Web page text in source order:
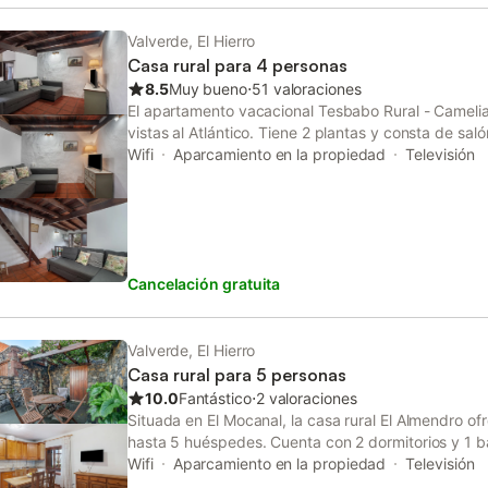
celebrar eventos. Hay cámaras de seguridad y/o
audio en las instalaciones. Se proporcionan toallas
propiedad tiene directrices para ayudar a los
separación de residuos. Se proporciona más
Este alquiler cuenta con características de ahorro
materiales sostenibles en el aislamiento de esta
Valverde, El Hierro
Casa rural para 4 personas
8.5Muy bueno⋅51 valoraciones
El apartamento vacacional Tesbabo Rural -
vistas al Atlántico. Tiene 2 plantas y consta de
personas, cocina, 1 dormitorio, 1 baño y un aseo
No se permiten mascotas, fumar ni celebrar
Wifi Aparcamiento en la propiedad Televisión
Cancelación gratuita
Valverde, El Hierro
Casa rural para 5 personas
10.0Fantástico⋅2 valoraciones
Situada en El Mocanal, la casa rural El Almendro
hasta 5 huéspedes. Cuenta con 2 dormitorios y 1
cocina privada y totalmente equipada permite
Wifi Aparcamiento en la propiedad Televisión